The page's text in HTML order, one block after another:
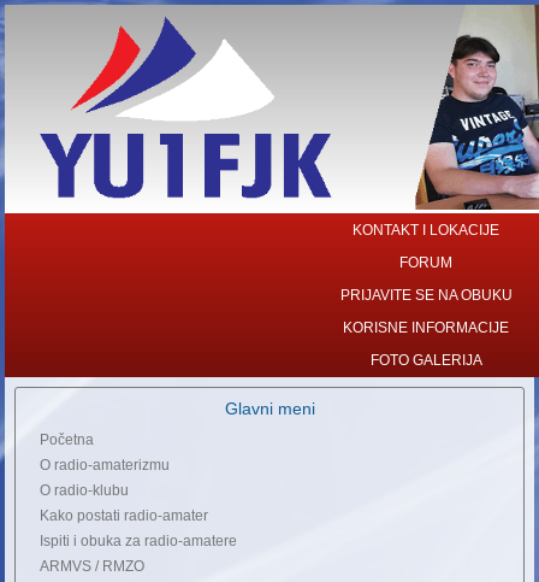
KONTAKT I LOKACIJE
FORUM
PRIJAVITE SE NA OBUKU
KORISNE INFORMACIJE
FOTO GALERIJA
Glavni meni
Početna
O radio-amaterizmu
O radio-klubu
Kako postati radio-amater
Ispiti i obuka za radio-amatere
ARMVS / RMZO